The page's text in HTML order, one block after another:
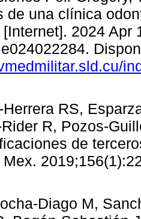
de una clínica
2024 Apr
RS,
R, Pozos-
de
Mex.
Diago M,